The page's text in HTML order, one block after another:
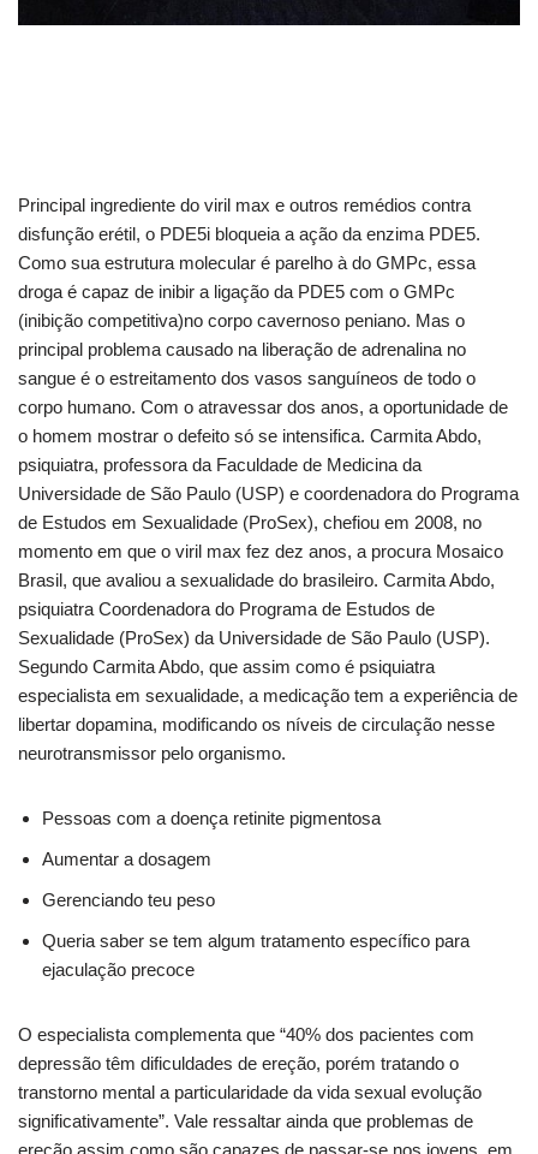
Principal ingrediente do viril max e outros remédios contra
disfunção erétil, o PDE5i bloqueia a ação da enzima PDE5.
Como sua estrutura molecular é parelho à do GMPc, essa
droga é capaz de inibir a ligação da PDE5 com o GMPc
(inibição competitiva)no corpo cavernoso peniano. Mas o
principal problema causado na liberação de adrenalina no
sangue é o estreitamento dos vasos sanguíneos de todo o
corpo humano. Com o atravessar dos anos, a oportunidade de
o homem mostrar o defeito só se intensifica. Carmita Abdo,
psiquiatra, professora da Faculdade de Medicina da
Universidade de São Paulo (USP) e coordenadora do Programa
de Estudos em Sexualidade (ProSex), chefiou em 2008, no
momento em que o viril max fez dez anos, a procura Mosaico
Brasil, que avaliou a sexualidade do brasileiro. Carmita Abdo,
psiquiatra Coordenadora do Programa de Estudos de
Sexualidade (ProSex) da Universidade de São Paulo (USP).
Segundo Carmita Abdo, que assim como é psiquiatra
especialista em sexualidade, a medicação tem a experiência de
libertar dopamina, modificando os níveis de circulação nesse
neurotransmissor pelo organismo.
Pessoas com a doença retinite pigmentosa
Aumentar a dosagem
Gerenciando teu peso
Queria saber se tem algum tratamento específico para
ejaculação precoce
O especialista complementa que “40% dos pacientes com
depressão têm dificuldades de ereção, porém tratando o
transtorno mental a particularidade da vida sexual evolução
significativamente”. Vale ressaltar ainda que problemas de
ereção assim como são capazes de passar-se nos jovens, em